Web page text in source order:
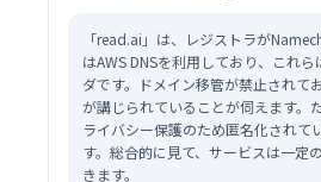
「read.ai」は、レジストラが
はAWS DNSを利用しており、これ
ダです。ドメイン移管が禁止されて
が講じられていることが伺えます。
ライバシー保護のため匿名化されて
す。総合的に見て、サービスは一定
きます。